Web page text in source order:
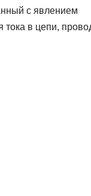
с явлением
тока в цепи,